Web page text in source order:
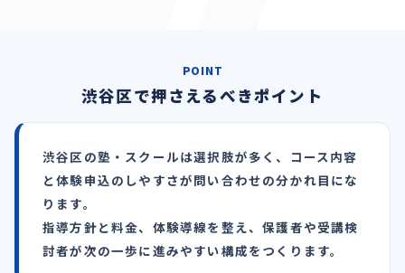
POINT
渋谷区で押さえるべきポイント
渋谷区の塾・スクールは選択肢が多く、コース内容
と体験申込のしやすさが問い合わせの分かれ目にな
ります。
指導方針と料金、体験導線を整え、保護者や受講検
討者が次の一歩に進みやすい構成をつくります。